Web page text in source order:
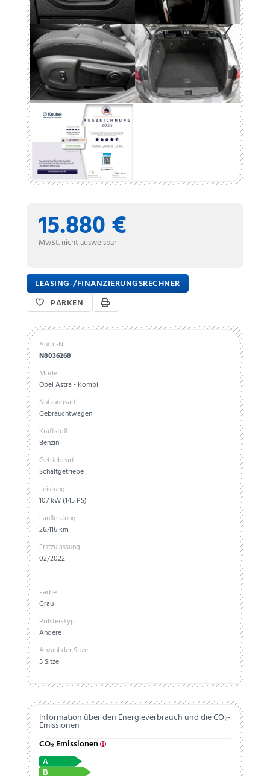
15.880 €
MwSt. nicht ausweisbar
LEASING-/FINANZIERUNGSRECHNER
PARKEN
Auftr.-Nr.
N8036268
Modell
Opel Astra - Kombi
Nutzungsart
Gebrauchtwagen
Kraftstoff
Benzin
Getriebeart
Schaltgetriebe
Leistung
107 kW (145 PS)
Laufleistung
26.416 km
Erstzulassung
02/2022
Farbe
Grau
Polster-Typ
Andere
Anzahl der Sitze
5 Sitze
Information über den Energieverbrauch und die CO₂-
Emissionen
CO₂ Emissionen